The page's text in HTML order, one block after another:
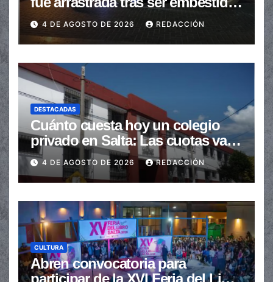
en la senda peatonal
4 DE AGOSTO DE 2026 REDACCIÓN
DESTACADAS
Cuánto cuesta hoy un colegio
privado en Salta: Las cuotas van
de $110.000 a más de $600.000
4 DE AGOSTO DE 2026 REDACCIÓN
CULTURA
Abren convocatoria para